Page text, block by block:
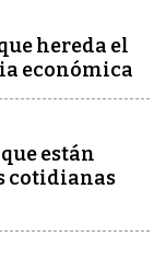
hereda el
económica
están
cotidianas